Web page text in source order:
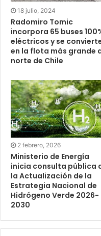
18 julio, 2024
Radomiro Tomic
incorpora 65 buses
eléctricos y se
en la flota más grande
norte de Chile
2 febrero, 2026
Ministerio de Energía
inicia consulta pública
la Actualización de la
Estrategia Nacional de
Hidrógeno Verde 2026-
2030